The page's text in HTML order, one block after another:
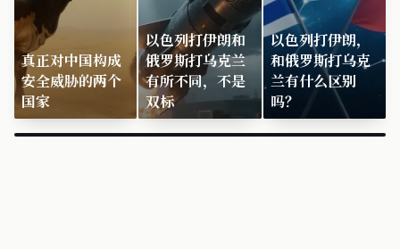
真正对中国构成
安全威胁的两个
国家
以色列打伊朗和
俄罗斯打乌克兰
有所不同，不是
双标
以色列打伊朗，
和俄罗斯打乌克
兰有什么区别
吗？